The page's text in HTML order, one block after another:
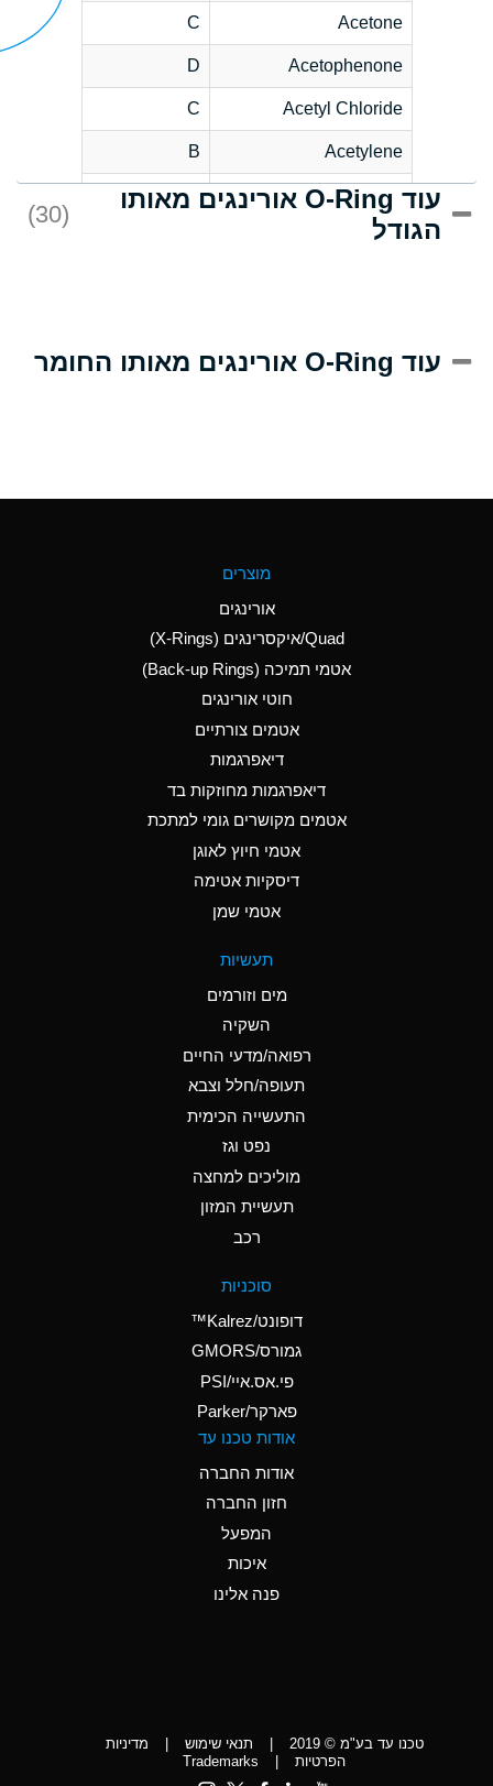
Acetone
C
Acetophenone
D
Acetyl Chloride
C
Acetylene
B
Acrlylonitrile
D
Adipic Acid
(Aqueous)
Aluminum Nitrate
(Aqueous)
Aluminum Phosphate
Ammonia Anhydrous
C
Ammonia Gas (cold)
A
Ammonia Gas (hot)
Ammonium Hydroxide
A
Ammonium Nitrate
Ammonium Nitrite
Ammonium Persulfate
Ammonium Phosphate
A
Ammonium Sulfate
*
Amyl Acetate (Banana
Aniline
D
עוד O-Ring אורינגים מאותו
הגודל
(30)
עוד O-Ring אורינגים מאותו החומר
מוצרים
אורינגים
Quad/איקסרינגים (X-Rings)
אטמי תמיכה (Back-up Rings)
חוטי אורינגים
אטמים צורתיים
דיאפרגמות
דיאפרגמות מחוזקות בד
אטמים מקושרים גומי למתכת
אטמי חיוץ לאוגן
דיסקיות אטימה
אטמי שמן
תעשיות
מים וזורמים
השקיה
רפואה/מדעי החיים
תעופה/חלל וצבא
התעשייה הכימית
נפט וגז
מוליכים למחצה
תעשיית המזון
רכב
סוכניות
דופונט/Kalrez™
גמורס/GMORS
פי.אס.איי/PSI
פארקר/Parker
אודות טכנו עד
אודות החברה
חזון החברה
המפעל
איכות
פנה אלינו
טכנו עד בע"מ © 2019 | תנאי שימוש |
מדיניות
הפרטיות
|
Trademarks